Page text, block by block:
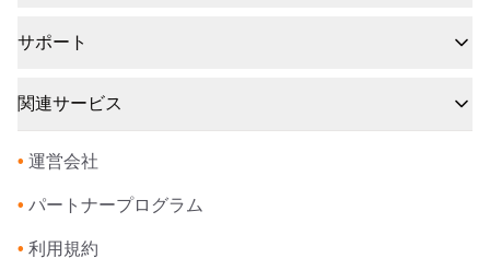
サポート
関連サービス
• 運営会社
• パートナープログラム
• 利用規約